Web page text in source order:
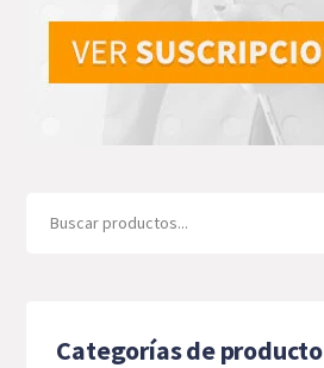
Categorías de producto